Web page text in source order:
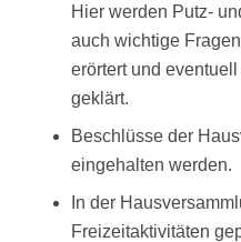
Hier werden Putz-
auch wichtige
erörtert und
geklärt.
Beschlüsse der
eingehalten werden.
In der
Freizeitaktivitäten